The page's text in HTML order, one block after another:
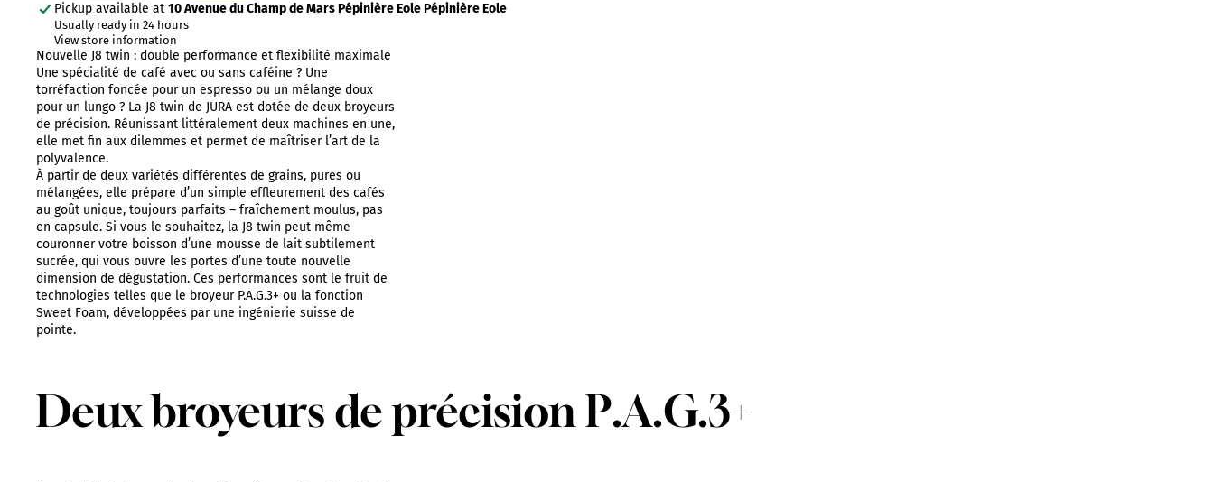
Pickup available at 10 Avenue du Champ de Mars Pépinière Eole Pépinière Eole
Usually ready in 24 hours
View store information
Nouvelle J8 twin : double performance et flexibilité maximale
Une spécialité de café avec ou sans caféine ? Une
torréfaction foncée pour un espresso ou un mélange doux
pour un lungo ? La J8 twin de JURA est dotée de deux broyeurs
de précision. Réunissant littéralement deux machines en une,
elle met fin aux dilemmes et permet de maîtriser l’art de la
polyvalence.
À partir de deux variétés différentes de grains, pures ou
mélangées, elle prépare d’un simple effleurement des cafés
au goût unique, toujours parfaits – fraîchement moulus, pas
en capsule. Si vous le souhaitez, la J8 twin peut même
couronner votre boisson d’une mousse de lait subtilement
sucrée, qui vous ouvre les portes d’une toute nouvelle
dimension de dégustation. Ces performances sont le fruit de
technologies telles que le broyeur P.A.G.3+ ou la fonction
Sweet Foam, développées par une ingénierie suisse de
pointe.
Deux broyeurs de précision P.A.G.3+